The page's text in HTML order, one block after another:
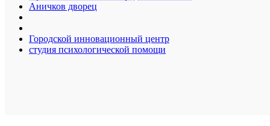
Аничков дворец
Городской инновационный центр
студия психологической помощи